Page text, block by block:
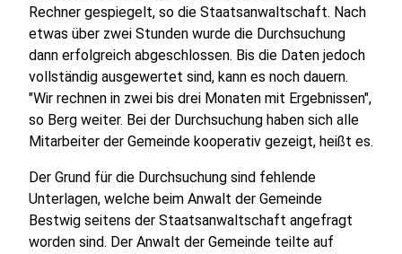
Rechner gespiegelt, so die Staatsanwaltschaft. Nach
etwas über zwei Stunden wurde die Durchsuchung
dann erfolgreich abgeschlossen. Bis die Daten jedoch
vollständig ausgewertet sind, kann es noch dauern.
"Wir rechnen in zwei bis drei Monaten mit Ergebnissen",
so Berg weiter. Bei der Durchsuchung haben sich alle
Mitarbeiter der Gemeinde kooperativ gezeigt, heißt es.
Der Grund für die Durchsuchung sind fehlende
Unterlagen, welche beim Anwalt der Gemeinde
Bestwig seitens der Staatsanwaltschaft angefragt
worden sind. Der Anwalt der Gemeinde teilte auf